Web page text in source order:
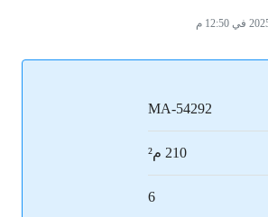
MA-54292
210 م²
6